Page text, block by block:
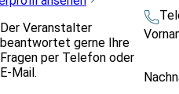
Der Veranstalter
beantwortet gerne Ihre
Fragen per Telefon oder
E-Mail.